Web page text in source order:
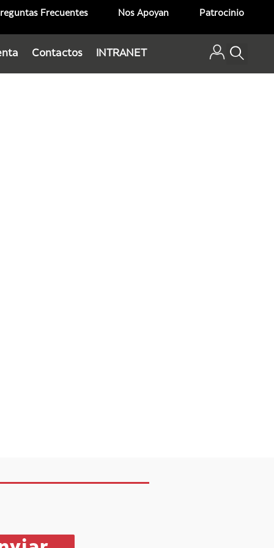
Frecuentes Nos Apoyan Patrocinio
Contactos INTRANET